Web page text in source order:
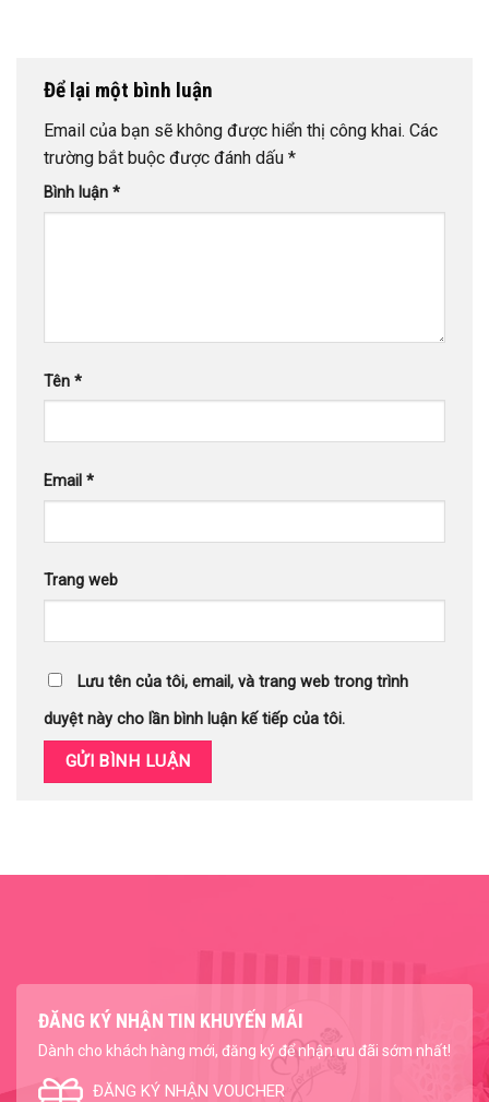
Để lại một bình luận
Email của bạn sẽ không được hiển thị công khai. Các
trường bắt buộc được đánh dấu *
Bình luận *
Tên *
Email *
Trang web
Lưu tên của tôi, email, và trang web trong trình
duyệt này cho lần bình luận kế tiếp của tôi.
ĐĂNG KÝ NHẬN TIN KHUYẾN MÃI
Dành cho khách hàng mới, đăng ký để nhận ưu đãi sớm nhất!
ĐĂNG KÝ NHẬN VOUCHER